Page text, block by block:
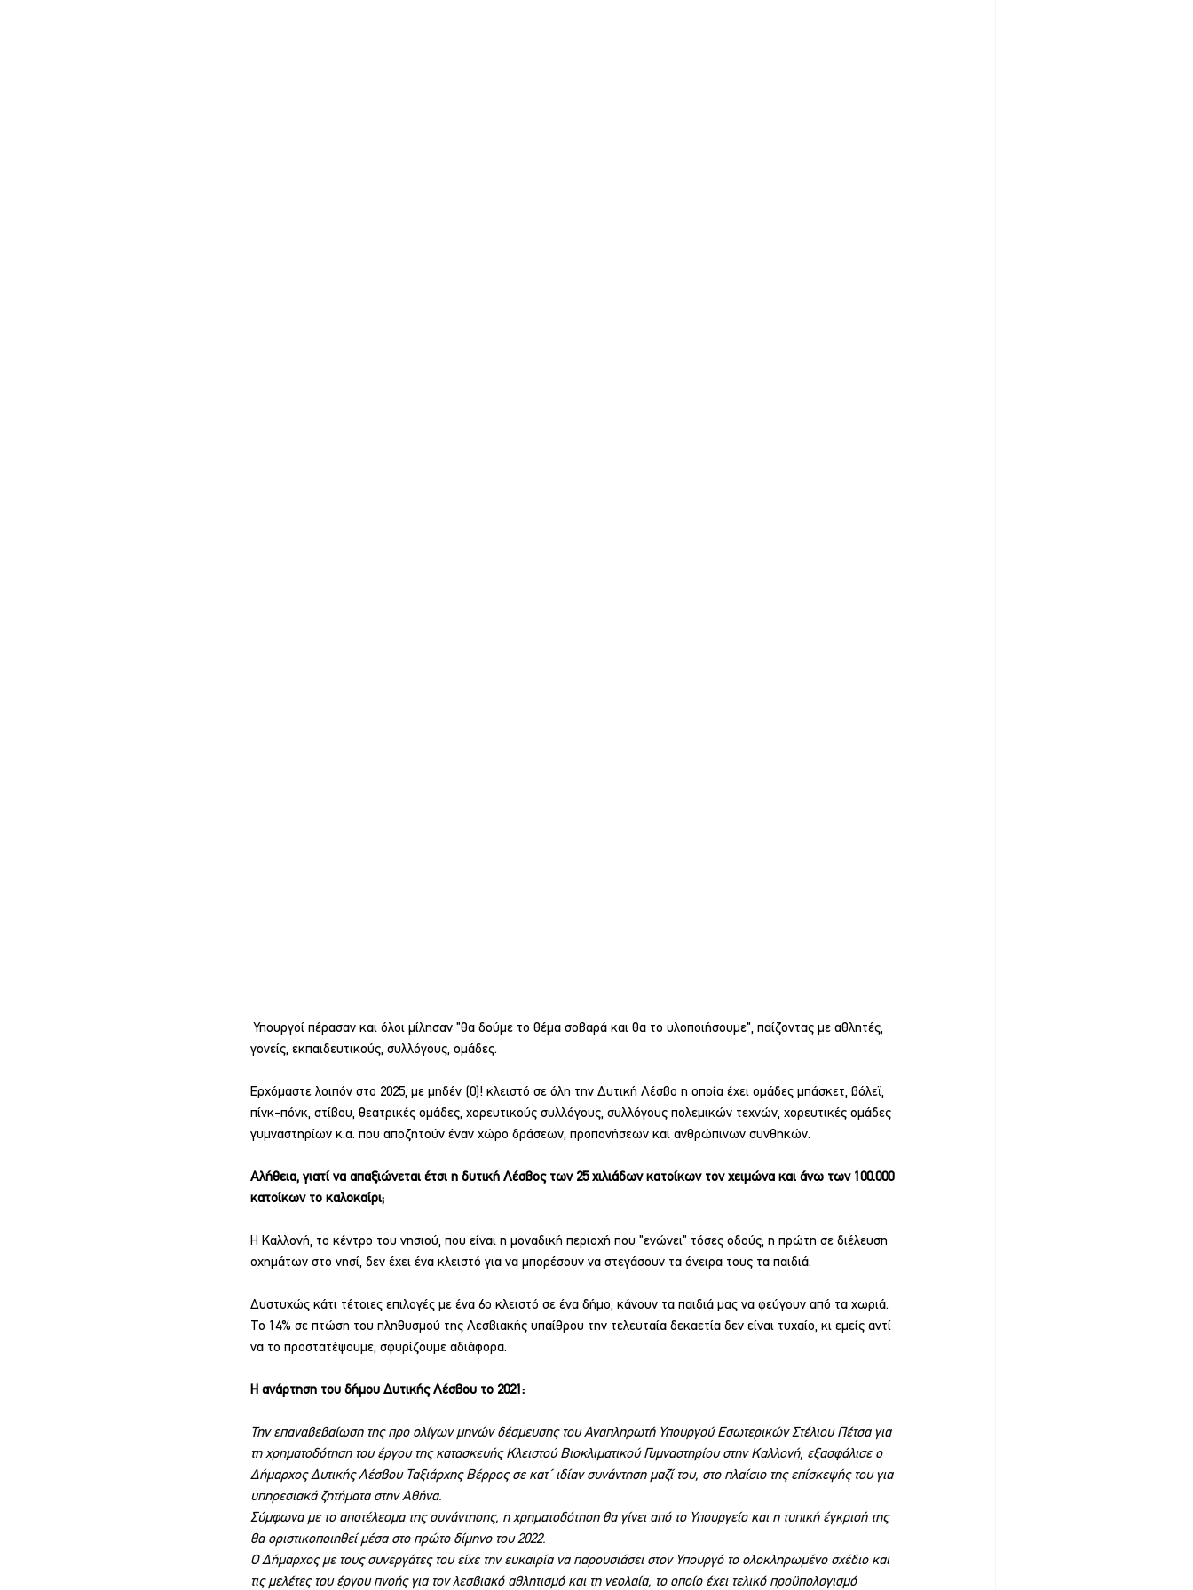
γονείς, εκπαιδευτικούς, συλλόγους, ομάδες.
Ερχόμαστε λοιπόν στο 2025, με μηδέν (0)! κλειστό σε όλη την Δυτική Λέσβο η οποία έχει ομάδες μπάσκετ, βόλεϊ,
πίνκ-πόνκ, στίβου, θεατρικές ομάδες, χορευτικούς συλλόγους, συλλόγους πολεμικών τεχνών, χορευτικές ομάδες
γυμναστηρίων κ.α. που αποζητούν έναν χώρο δράσεων, προπονήσεων και ανθρώπινων συνθηκών.
Αλήθεια, γιατί να απαξιώνεται έτσι η δυτική Λέσβος των 25 χιλιάδων κατοίκων τον χειμώνα και άνω των 100.000
κατοίκων το καλοκαίρι;
Η Καλλονή, το κέντρο του νησιού, που είναι η μοναδική περιοχή που "ενώνει" τόσες οδούς, η πρώτη σε διέλευση
οχημάτων στο νησί, δεν έχει ένα κλειστό για να μπορέσουν να στεγάσουν τα όνειρα τους τα παιδιά.
Δυστυχώς κάτι τέτοιες επιλογές με ένα 6ο κλειστό σε ένα δήμο, κάνουν τα παιδιά μας να φεύγουν από τα χωριά.
Το 14% σε πτώση του πληθυσμού της Λεσβιακής υπαίθρου την τελευταία δεκαετία δεν είναι τυχαίο, κι εμείς αντί
να το προστατέψουμε, σφυρίζουμε αδιάφορα.
Η ανάρτηση του δήμου Δυτικής Λέσβου το 2021:
Την επαναβεβαίωση της προ ολίγων μηνών δέσμευσης του Αναπληρωτή Υπουργού Εσωτερικών Στέλιου Πέτσα για
τη χρηματοδότηση του έργου της κατασκευής Κλειστού Βιοκλιματικού Γυμναστηρίου στην Καλλονή, εξασφάλισε ο
Δήμαρχος Δυτικής Λέσβου Ταξιάρχης Βέρρος σε κατ΄ ιδίαν συνάντηση μαζί του, στο πλαίσιο της επίσκεψής του για
υπηρεσιακά ζητήματα στην Αθήνα.
Σύμφωνα με το αποτέλεσμα της συνάντησης, η χρηματοδότηση θα γίνει από το Υπουργείο και η τυπική έγκρισή της
θα οριστικοποιηθεί μέσα στο πρώτο δίμηνο του 2022.
Ο Δήμαρχος με τους συνεργάτες του είχε την ευκαιρία να παρουσιάσει στον Υπουργό το ολοκληρωμένο σχέδιο και
τις μελέτες του έργου πνοής για τον λεσβιακό αθλητισμό και τη νεολαία, το οποίο έχει τελικό προϋπολογισμό